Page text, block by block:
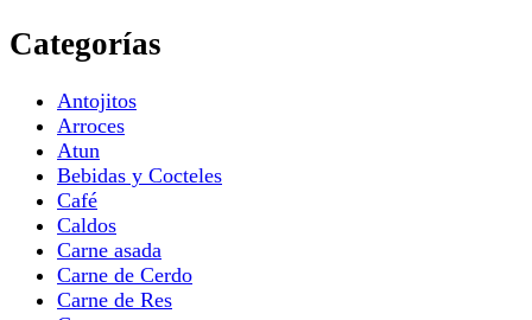
Categorías
Antojitos
Arroces
Atun
Bebidas y Cocteles
Café
Caldos
Carne asada
Carne de Cerdo
Carne de Res